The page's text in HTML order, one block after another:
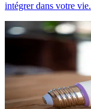
intégrer dans votre vie.